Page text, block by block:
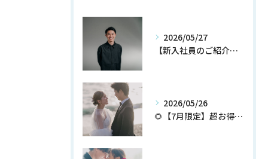
2026/05/27
【新入社員のご紹介】期待の新人！和田翔午JOIN!
2026/05/26
🌻【7月限定】超お得なウェディングフォトプランが登場✨